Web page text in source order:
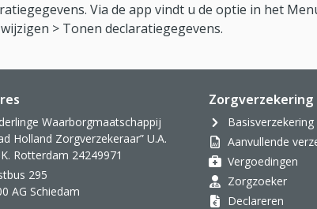
Via de app vindt u de optie in het
> Tonen declaratiegegevens.
Waarborgmaatschappij
Holland Zorgverzekeraar” U.A.
Rotterdam 24249971
295
AG Schiedam
Zorgverzekering
Basisverzekering
Aanvullende
Vergoedingen
Zorgzoeker
Declareren